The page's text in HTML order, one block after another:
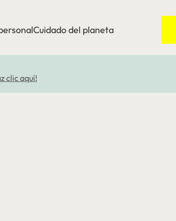
Cuidado del planeta
clic aquí!